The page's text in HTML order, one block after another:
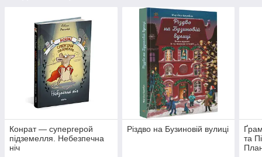
Конрат — супергерой
підземелля. Небезпечна
ніч
Різдво на Бузиновій вулиці
та